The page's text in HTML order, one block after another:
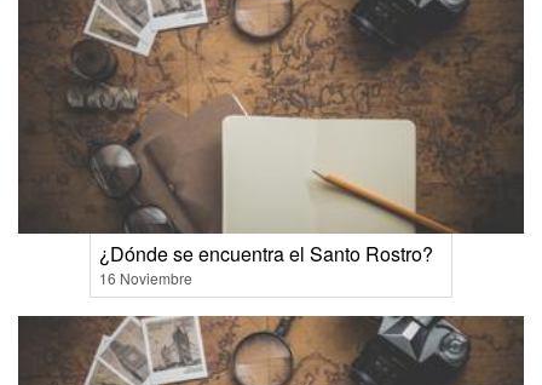
¿Dónde se encuentra el Santo Rostro?
16 Noviembre